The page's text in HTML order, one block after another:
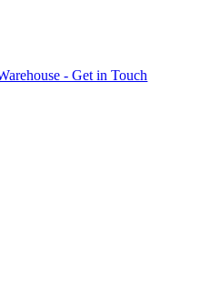
- Get in Touch